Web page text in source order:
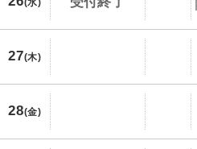
(水)
27(木)
28(金)